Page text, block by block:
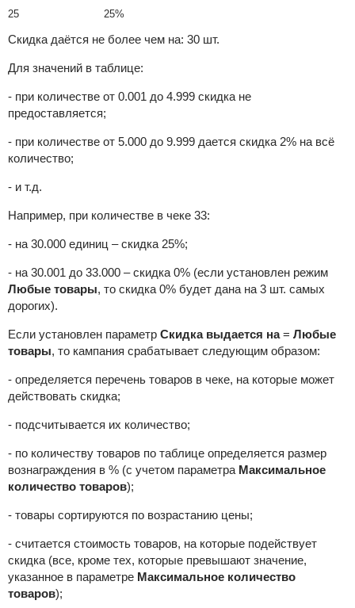
25
25%
Скидка даётся не более чем на: 30 шт.
Для значений в таблице:
- при количестве от 0.001 до 4.999 скидка не
предоставляется;
- при количестве от 5.000 до 9.999 дается скидка 2% на всё
количество;
- и т.д.
Например, при количестве в чеке 33:
- на 30.000 единиц – скидка 25%;
- на 30.001 до 33.000 – скидка 0% (если установлен режим
Любые товары, то скидка 0% будет дана на 3 шт. самых
дорогих).
Если установлен параметр Скидка выдается на= Любые
товары, то кампания срабатывает следующим образом:
- определяется перечень товаров в чеке, на которые может
действовать скидка;
- подсчитывается их количество;
- по количеству товаров по таблице определяется размер
вознаграждения в % (с учетом параметра Максимальное
количество товаров);
- товары сортируются по возрастанию цены;
- считается стоимость товаров, на которые подействует
скидка (все, кроме тех, которые превышают значение,
указанное в параметре Максимальное количество
товаров);